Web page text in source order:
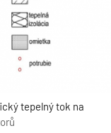
tepelný tok na